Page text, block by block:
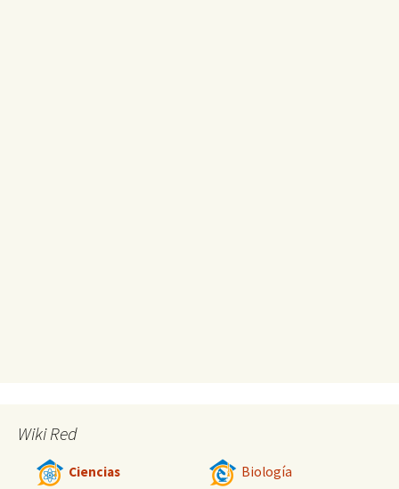
Wiki Red
Ciencias Biología